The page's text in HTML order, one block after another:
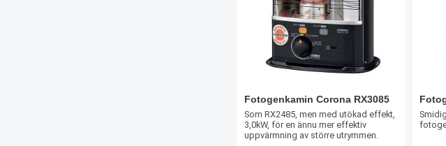
Fotogenkamin Corona RX3085
Som RX2485, men med utökad effekt,
3,0kW, för en ännu mer effektiv
uppvärmning av större utrymmen.